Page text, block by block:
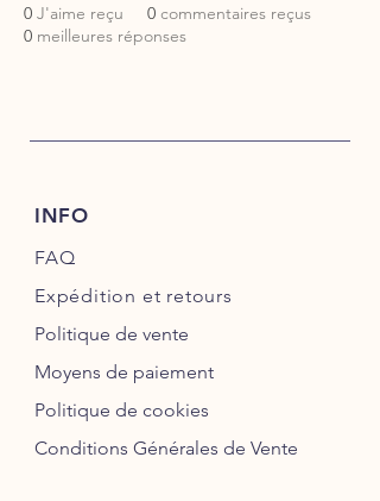
0 J'aime reçu 0 commentaires reçus
0 meilleures réponses
INFO
FAQ
Expédition et retours
Politique de vente
Moyens de paiement
Politique de cookies
Conditions Générales de Vente